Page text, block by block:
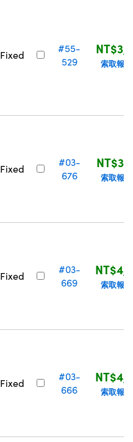
Fixed
#55-
529
索取報
Fixed
#03-
676
索取報
Fixed
#03-
669
索取報
Fixed
#03-
666
索取報